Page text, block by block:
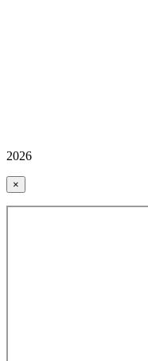
2026
×